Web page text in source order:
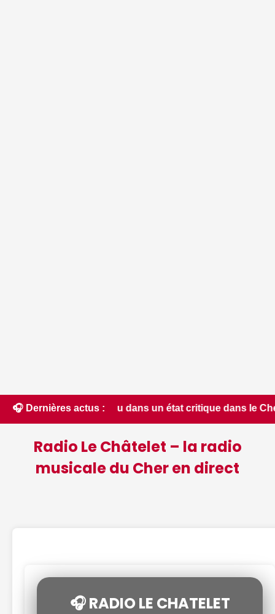
🎧 Dernières actus :
eau dans un état critique dans le Cher : la
Radio Le Châtelet – la radio
musicale du Cher en direct
🎧 RADIO LE CHATELET